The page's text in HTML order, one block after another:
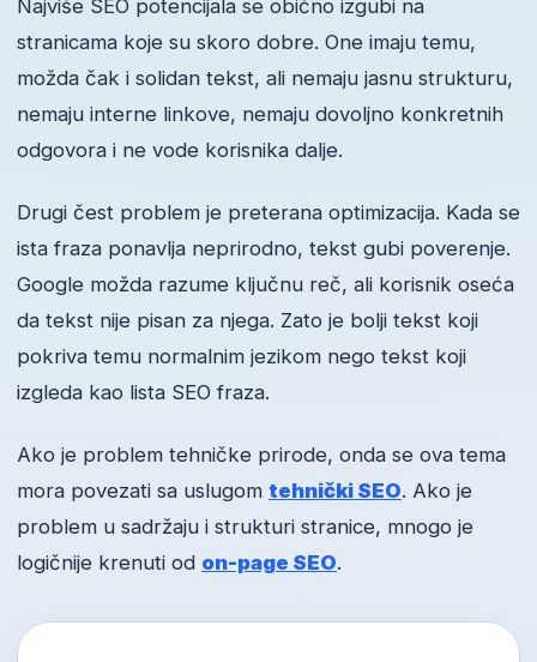
Najviše SEO potencijala se obično izgubi na
stranicama koje su skoro dobre. One imaju temu,
možda čak i solidan tekst, ali nemaju jasnu strukturu,
nemaju interne linkove, nemaju dovoljno konkretnih
odgovora i ne vode korisnika dalje.
Drugi čest problem je preterana optimizacija. Kada se
ista fraza ponavlja neprirodno, tekst gubi poverenje.
Google možda razume ključnu reč, ali korisnik oseća
da tekst nije pisan za njega. Zato je bolji tekst koji
pokriva temu normalnim jezikom nego tekst koji
izgleda kao lista SEO fraza.
Ako je problem tehničke prirode, onda se ova tema
mora povezati sa uslugom tehnički SEO. Ako je
problem u sadržaju i strukturi stranice, mnogo je
logičnije krenuti od on-page SEO.